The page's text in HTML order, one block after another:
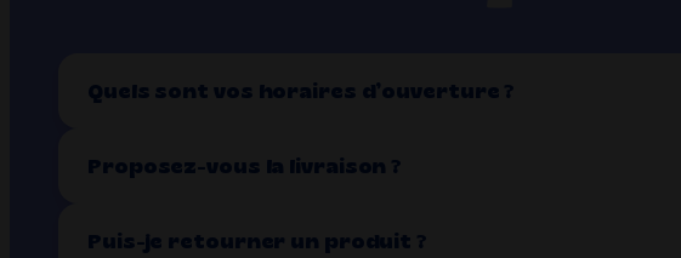
Quels sont vos horaires d’ouverture ?
Proposez-vous la livraison ?
Puis-je retourner un produit ?